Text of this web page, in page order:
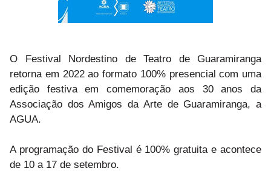
O Festival Nordestino de Teatro de Guaramiranga
retorna em 2022 ao formato 100% presencial com uma
edição festiva em comemoração aos 30 anos da
Associação dos Amigos da Arte de Guaramiranga, a
AGUA.
A programação do Festival é 100% gratuita e acontece
de 10 a 17 de setembro.